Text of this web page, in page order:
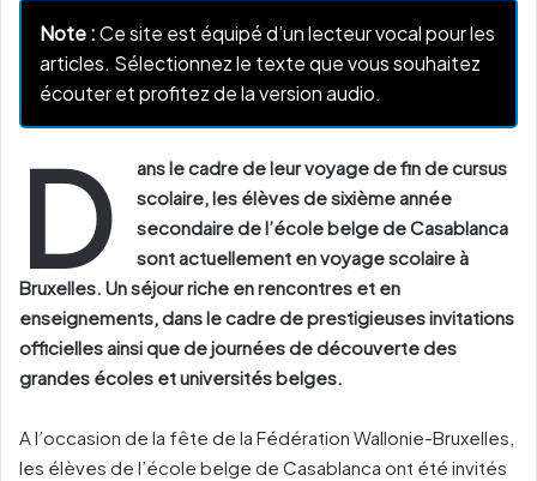
Note :Ce site est équipé d’un lecteur vocal pour les
articles. Sélectionnez le texte que vous souhaitez
écouter et profitez de la version audio.
D
ans le cadre de leur voyage de fin de cursus
scolaire, les élèves de sixième année
secondaire de l’école belge de Casablanca
sont actuellement en voyage scolaire à
Bruxelles. Un séjour riche en rencontres et en
enseignements, dans le cadre de prestigieuses invitations
officielles ainsi que de journées de découverte des
grandes écoles et universités belges.
A l’occasion de la fête de la Fédération Wallonie-Bruxelles,
les élèves de l’école belge de Casablanca ont été invités